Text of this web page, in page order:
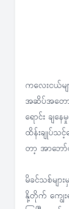
ကလေးငယ်မ
အဆိပ်အတော
ရောင်း ချန
ထိန်းချုပ်သင့်
တာ့ အာဘော်
မိခင်သစ်မျာ
နို့တိုက် ကျွေး